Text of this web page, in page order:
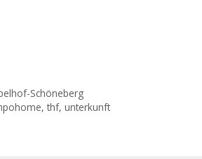
Schöneberg
,thf,unterkunft